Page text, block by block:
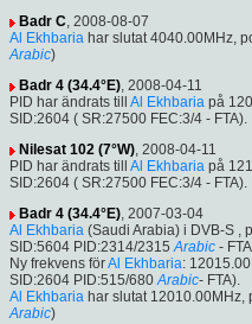
Badr C, 2008-08-07
Al Ekhbaria har slutat 4040.00MHz,
Arabic)
Badr 4 (34.4°E), 2008-04-11
PID har ändrats till Al Ekhbaria på
SID:2604 ( SR:27500 FEC:3/4 - FTA).
Nilesat 102 (7°W), 2008-04-11
PID har ändrats till Al Ekhbaria på
SID:2604 ( SR:27500 FEC:3/4 - FTA).
Badr 4 (34.4°E), 2007-03-04
Al Ekhbaria (Saudi Arabia) i DVB-S ,
SID:5604 PID:2314/2315 Arabic -
Ny frekvens förAl Ekhbaria:
SID:2604 PID:515/680 Arabic- FTA).
Al Ekhbaria har slutat 12010.00MHz,
Arabic)